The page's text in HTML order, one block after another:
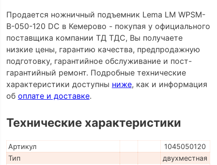
Продается ножничный подъемник Lema LM WPSM-
B-050-120 DC в Кемерово - покупая у официального
поставщика компании ТД ТДС, Вы получаете
низкие цены, гарантию качества, предпродажную
подготовку, гарантийное обслуживание и пост-
гарантийный ремонт. Подробные технические
характеристики доступны ниже, как и информация
об оплате и доставке.
Технические характеристики
Артикул
1045050120
Тип
двухместная